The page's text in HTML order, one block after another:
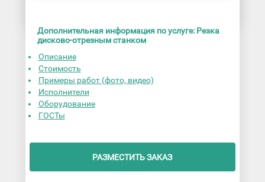
Дополнительная информация по услуге: Резка
дисково-отрезным станком
Описание
Стоимость
Примеры работ (фото, видео)
Исполнители
Оборудование
ГОСТы
РАЗМЕСТИТЬ ЗАКАЗ